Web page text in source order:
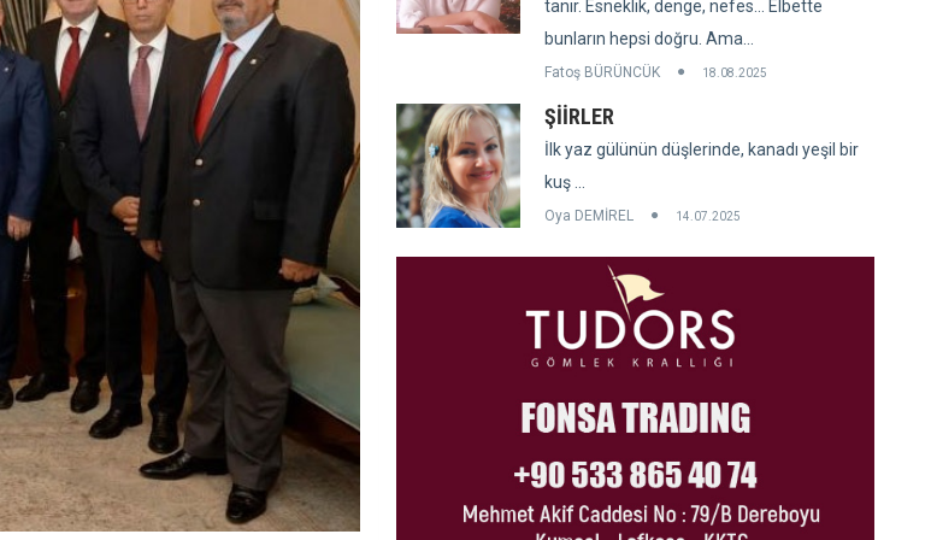
tanır. Esneklik, denge, nefes... Elbette
bunların hepsi doğru. Ama...
Fatoş BÜRÜNCÜK 18.08.2025
ŞİİRLER
İlk yaz gülünün düşlerinde, kanadı yeşil bir
kuş ...
Oya DEMİREL 14.07.2025